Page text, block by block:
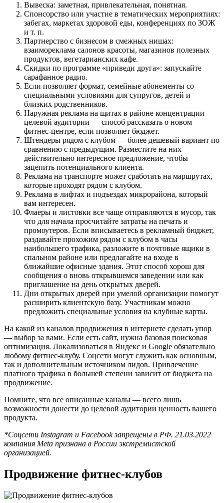
Вывеска: заметная, привлекательная, понятная.
Спонсорство или участие в тематических мероприятиях:
забегах, маркетах здоровой еды, конференциях по ЗОЖ
и т. п.
Партнерство с бизнесом в смежных нишах:
взаимореклама салонов красоты, магазинов полезных
продуктов, вегетарианских кафе.
Скидки по программе «приведи друга»: запускайте
сарафанное радио.
Если позволяет формат, семейные абонементы со
специальными условиями для супругов, детей и
близких родственников.
Наружная реклама на щитах в районе концентрации
целевой аудитории — способ рассказать о новом
фитнес-центре, если позволяет бюджет.
Штендеры рядом с клубом — более дешевый вариант по
сравнению с предыдущим. Разместите на них
действительно интересное предложение, чтобы
зацепить потенциального клиента.
Реклама на транспорте может сработать на маршрутах,
которые проходят рядом с клубом.
Реклама в лифтах и подъездах микрорайона, который
вам интересен.
Флаеры и листовки все чаще отправляются в мусор, так
что для начала просчитайте затраты на печать и
промоутеров. Если вписываетесь в рекламный бюджет,
раздавайте прохожим рядом с клубом в часы
наибольшего трафика, разложите в почтовые ящики в
спальном районе или предлагайте на входе в
ближайшие офисные здания. Этот способ хорош для
сообщения о вновь открывшемся заведении или как
приглашение на день открытых дверей.
Дни открытых дверей при умелой организации помогут
расширить клиентскую базу. Участникам можно
предложить специальные условия на клубные карты.
На какой из каналов продвижения в интернете сделать упор
— выбор за вами. Если есть сайт, нужна базовая поисковая
оптимизация. Локализоваться в Яндекс и Google обязательно
любому фитнес-клубу. Соцсети могут служить как основным,
так и дополнительным источником лидов. Привлечение
платного трафика в большей степени зависит от бюджета на
продвижение.
Помните, что все описанные каналы — всего лишь
возможности донести до целевой аудитории ценность вашего
продукта.
*Соцсети Instagram и Facebook запрещены в РФ. 21.03.2022
компания Meta признана в России экстремистской
организацией.
Продвижение фитнес-клубов